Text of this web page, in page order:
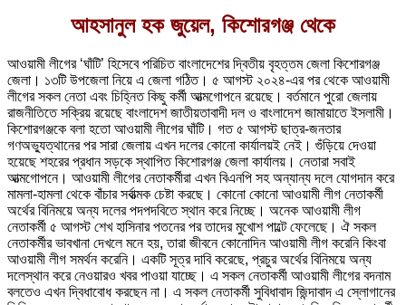
আহসানুল হক জুয়েল, কিশোরগঞ্জ থেকে
আওয়ামী লীগের ‘ঘাঁটি’ হিসেবে পরিচিত বাংলাদেশের দ্বিতীয় বৃহত্তম জেলা কিশোরগঞ্জ
জেলা। ১৩টি উপজেলা নিয়ে এ জেলা গঠিত। ৫ আগস্ট ২০২৪-এর পর থেকে আওয়ামী
লীগের সকল নেতা এবং চিহ্নিত কিছু কর্মী আত্মগোপনে রয়েছে। বর্তমানে পুরো জেলায়
রাজনীতিতে সক্রিয় রয়েছে বাংলাদেশ জাতীয়তাবাদী দল ও বাংলাদেশ জামায়াতে ইসলামী।
কিশোরগঞ্জকে বলা হতো আওয়ামী লীগের ঘাঁটি। গত ৫ আগস্ট ছাত্র-জনতার
গণঅভ্যুত্থানের পর সারা জেলায় এখন দলের কোনো কার্যালয়ই নেই। গুঁড়িয়ে দেওয়া
হয়েছে শহরের প্রধান সড়কে স্থাপিত কিশোরগঞ্জ জেলা কার্যালয়। নেতারা সবাই
আত্মগোপনে। আওয়ামী লীগের নেতাকর্মীরা এখন বিএনপি সহ অন্যান্য দলে যোগদান করে
মামলা-হামলা থেকে বাঁচার সর্বাত্মক চেষ্টা করছে। কোনো কোনো আওয়ামী লীগ নেতাকর্মী
অর্থের বিনিময়ে অন্য দলের পদপদবিতে স্থান করে নিচ্ছে। অনেক আওয়ামী লীগ
নেতাকর্মী ৫ আগস্ট শেখ হাসিনার পতনের পর তাদের মুখোশ পাল্টে ফেলেছে। ঐ সকল
নেতাকর্মীর ভাবখানা দেখলে মনে হয়, তারা জীবনে কোনোদিন আওয়ামী লীগ করেনি কিংবা
আওয়ামী লীগ সমর্থন করেনি। একটি সূত্র দাবি করেছে, প্রচুর অর্থের বিনিময়ে অন্য
দলেস্থান করে নেওয়ারও খবর পাওয়া যাচ্ছে। এ সকল নেতাকর্মী আওয়ামী লীগের বদনাম
বলতেও এখন দ্বিধাবোধ করছেন না। এ সকল নেতাকর্মী সুবিধাবাদ জিন্দাবাদ এ স্লোগানের